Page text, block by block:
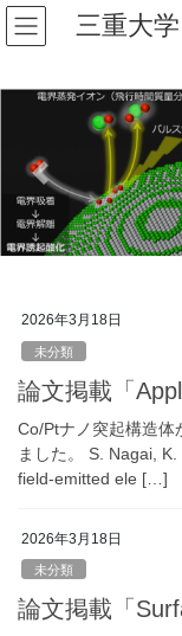
コ
ン
ン
ナ
ビ
ー
三重大
Previous
2026年3月18日
未分類
論文掲載「
Co/Ptナノ突起構造体
ました。 S. Nagai,
field-emitted ele […]
2026年3月18日
未分類
論文掲載「